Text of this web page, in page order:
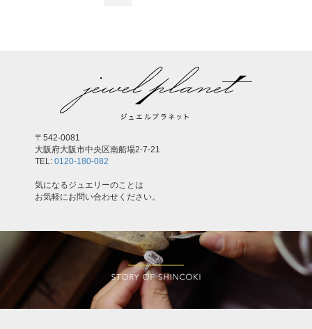
〒542-0081
大阪府大阪市中央区南船場2-7-21
TEL: 0120-180-082
気になるジュエリーのことは
お気軽にお問い合わせください。